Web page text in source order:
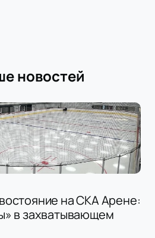
новостей
на СКА Арене:
в захватывающем